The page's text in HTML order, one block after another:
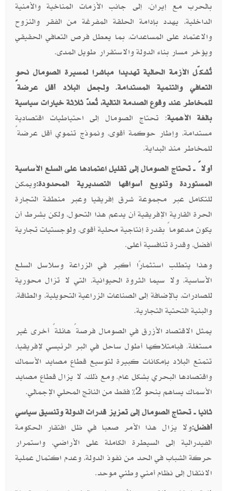
بالحرب مع إيران، إلى جانب الأزمات المناخية والأمنية
الداخلية، يهدد بإدامة الحلقة المفرغة من الفقر والنزوح
والاعتماد على المساعدات، بما يعطل فرص التعافي الحقيقي
ويؤخر مسار بناء الدولة والاستقرار طويل المدى.
تُشكّل الأزمة الحالية تهديدا مباشرا لمسيرة الصومال نحو
التعافي والتنمية المستدامة. ولجعل البلاد أقل عرضةً
للمخاطر عند وقوع الصدمة التالية، تُعدّ ثلاثة خيارات سياسية
بالغة الأهمية: تحتاج الصومال إلى احتياطيات اقتصادية
مستدامة، وإطار حوكمة أقوى، ونموذج تنموي أقل عرضةً
للمخاطر منذ البداية.
أولاً ــ تحتاج الصومال إلى تقليل اعتمادها على السلع الأساسية
المستوردة وتنويع أسواقها التصديرية المحدودة:ويمكن
للتكامل عبر مجموعة شرق إفريقيا وعبر منطقة التجارة
الحرة القارية الإفريقية أن يدعم هذا التحول، ولكن بشرط أن
يكون مدعوماً بقدرة إنتاجية محلية أقوى، ولوجستيات تجارية
أفضل، وقدرة تنافسية أعلى.
وهذا يتطلب استثمارًا أكبر في الزراعة وسلاسل السلع
الأساسية، ولا سيما الثروة الحيوانية، التي لا تزال محورية
للصادرات، بالإضافة إلى الصناعات الزراعية التحويلية، والطاقة،
والبنية التحتية التجارية.
يمثل الاقتصاد الأزرق في الصومال فرصةً هائلةً أخرى غير
مستغلة. فبامتلاكها أطول ساحل في البر الرئيسي لإفريقيا،
تتمتع البلاد بإمكانات كبيرة لتوسيع قطاع مصايد الأسماك
واقتصادها البحري بشكل عام. ومع ذلك، لا يزال قطاع مصايد
الأسماك يساهم بنحو 2% فقط من الناتج المحلي الإجمالي.
ثانيا ــ تحتاج الصومال إلى تعزيز قدرات الدولة وتنسيق سياسي
أفضل:ولا يزال هذا الأمر صعبا في ظل افتقار الحكومة
الفيدرالية إلى السيطرة الكاملة على الأراضي، واستمرار
حركة الشباب في الحد من نفوذ الدولة، وعدم اكتمال عملية
الانتقال إلى نظام أمني وطني موحد.